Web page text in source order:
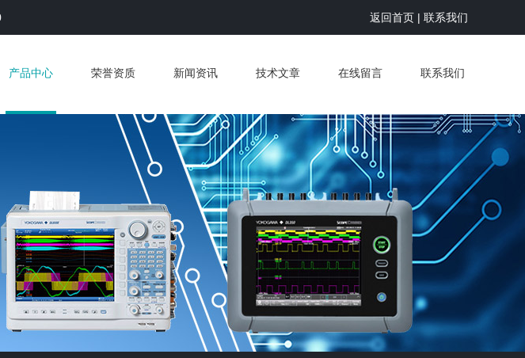
返回首页 | 联系我们
产品中心 荣誉资质 新闻资讯 技术文章 在线留言 联系我们